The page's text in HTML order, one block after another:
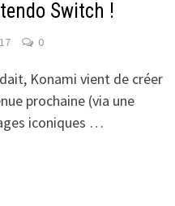
Switch !
0
Konami vient de créer
prochaine (via une
iconiques …